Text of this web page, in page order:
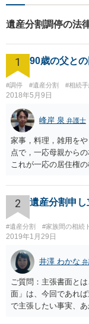
遺産分割調停の法
1 90歳の父と
#調停 #遺産分割 #相続手
2018年5月9日
峰岸 泉 弁護士
家事，料理，雑用を
点で，一応母親から
これが一応の居住権
2 遺産分割申
#遺産分割 #家族間の相続
2019年1月29日
井澤 わかな
ご質問：主張書面と
面」は、今回であれ
で主張したい事実、